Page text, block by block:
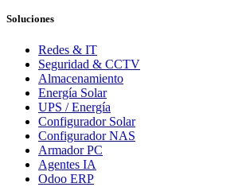
Soluciones
Redes & IT
Seguridad & CCTV
Almacenamiento
Energía Solar
UPS / Energía
Configurador Solar
Configurador NAS
Armador PC
Agentes IA
Odoo ERP